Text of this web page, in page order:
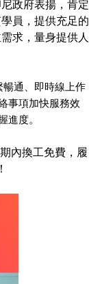
政府表揚，肯定
員，提供充足的
求，量身提供人
通、即時線上作
事項加快服務效
進度。
內換工免費，履